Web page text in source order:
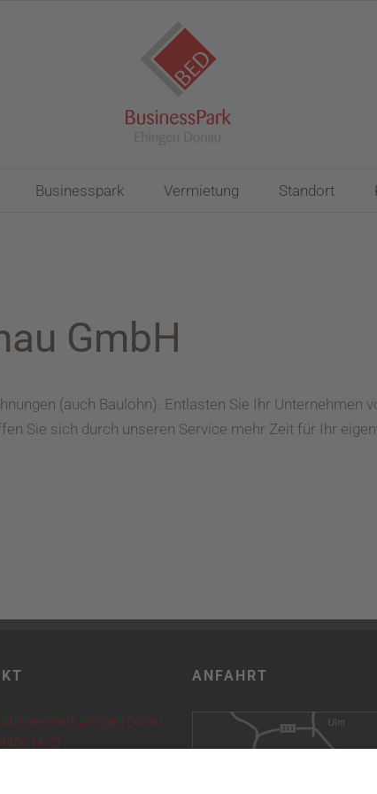
Businesspark Vermietung Standort
GmbH
(auch Baulohn). Entlasten Sie Ihr Unternehmen
Sie sich durch unseren Service mehr Zeit für Ihr
BusinessPark Ehingen Donau
14-21
ANFAHRT